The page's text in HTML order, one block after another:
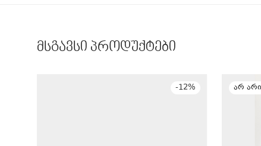
მსგავსი პროდუქტები
-12%